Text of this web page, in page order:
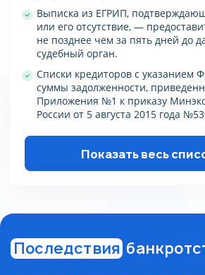
Выписка из ЕГРИП,
или его отсутствие, —
не позднее чем за пять дней до
судебный орган.
Списки кредиторов с указанием
суммы задолженности,
Приложения №1 к приказу
России от 5 августа 2015 года
Показать весь
Последствия